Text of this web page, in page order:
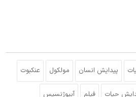
پیدایش انسان مولکول عنکبوت
حیات فیلم آبیوژنسیس